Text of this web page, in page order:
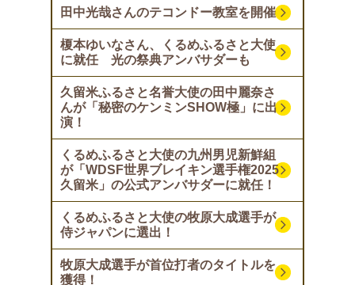
田中光哉さんのテコンドー教室を開催
榎本ゆいなさん、くるめふるさと大使
に就任 光の祭典アンバサダーも
久留米ふるさと名誉大使の田中麗奈さ
んが「秘密のケンミンSHOW極」に出
演！
くるめふるさと大使の九州男児新鮮組
が「WDSF世界ブレイキン選手権2025
久留米」の公式アンバサダーに就任！
くるめふるさと大使の牧原大成選手が
侍ジャパンに選出！
牧原大成選手が首位打者のタイトルを
獲得！